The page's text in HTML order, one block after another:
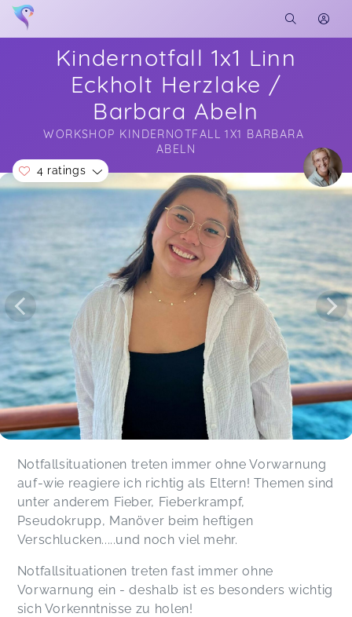
Kindernotfall 1x1 Linn
Eckholt Herzlake /
Barbara Abeln
WORKSHOP KINDERNOTFALL 1X1 BARBARA
ABELN
Soon you will learn more about me here...
4 ratings
Sehr gut aufgebaut und verständlich erklärt. Nur
zu empfehlen!
Caroline,Apr 13
Ich und mein Mann haben am Kindernotfall 1x1
Workshop von Barbara teilgenommen und wir
sind wirklich sehr begeistert. Die Inhalte wurden
verständlich, praxisnah und strukturiert
vermittelt. Besonders gut war das durchspielen
von realistischen Situationen, sodass man
bekommt. Die Atmosphäre in Barbaras Kurs war
sehr angenehm, sodass man sich auch getraut
hat, aktiv mitzumachen und Fragen zu stellen.
Wir fühlen uns jetzt deutlich sicherer und besser
vorbereitet, im Ernstfall richtig zu handeln.
besonders Eltern, Großeltern oder allen, die mit
Kindern zu tun haben. Vielen Dank Barbara für
diese tolle Erfahrung !
Notfallsituationen treten immer ohne Vorwarnung
auf-wie reagiere ich richtig als Eltern! Themen sind
unter anderem Fieber, Fieberkrampf,
Pseudokrupp, Manöver beim heftigen
Verschlucken.....und noch viel mehr.
Notfallsituationen treten fast immer ohne
Vorwarnung ein - deshalb ist es besonders wichtig
sich Vorkenntnisse zu holen!